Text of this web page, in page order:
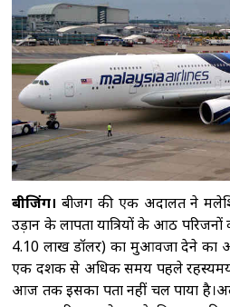
सभापति ने रिजिजू से
तक पहुंचाएं
हटाना चाह रही केंद्र और
यादव
राहुल गांधी के
रद्द होने पर विपक्षी
आरोप
झांसी में
अबान की मौत
बीजिंग। बीजिंग की एक अदालत ने
उड़ान के लापता यात्रियों के आठ
4.10 लाख डॉलर) का मुआवजा देने का
एक दशक से अधिक समय पहले रहस्यमय
आज तक इसका पता नहीं चल पाया